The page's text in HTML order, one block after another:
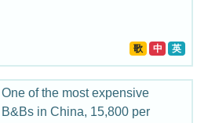
歌 中 英
One of the most expensive
B&Bs in China, 15,800 per